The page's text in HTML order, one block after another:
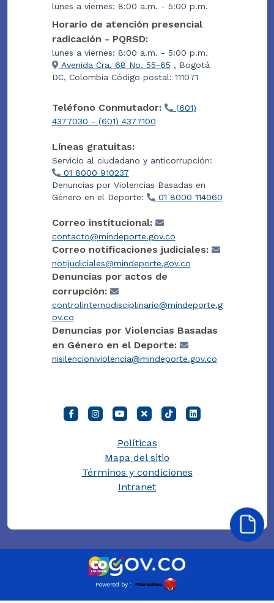
lunes a viernes: 8:00 a.m. - 5:00 p.m.
Horario de atención presencial
radicación - PQRSD:
lunes a viernes: 8:00 a.m. - 5:00 p.m.
Avenida Cra. 68 No. 55-65 , Bogotá
DC, Colombia Código postal: 111071
Teléfono Conmutador:
(601)
4377030 - (601) 4377100
Líneas gratuitas:
Servicio al ciudadano y anticorrupción:
01 8000 910237
Denuncias por Violencias Basadas en
Género en el Deporte:
01 8000 114060
Correo institucional:
contacto@mindeporte.gov.co
Correo notificaciones judiciales:
notijudiciales@mindeporte.gov.co
Denuncias por actos de
corrupción:
controlinternodisciplinario@mindeporte.g
ov.co
Denuncias por Violencias Basadas
en Género en el Deporte:
nisilencioniviolencia@mindeporte.gov.co
Políticas
Mapa del sitio
Términos y condiciones
Intranet
Powered by :